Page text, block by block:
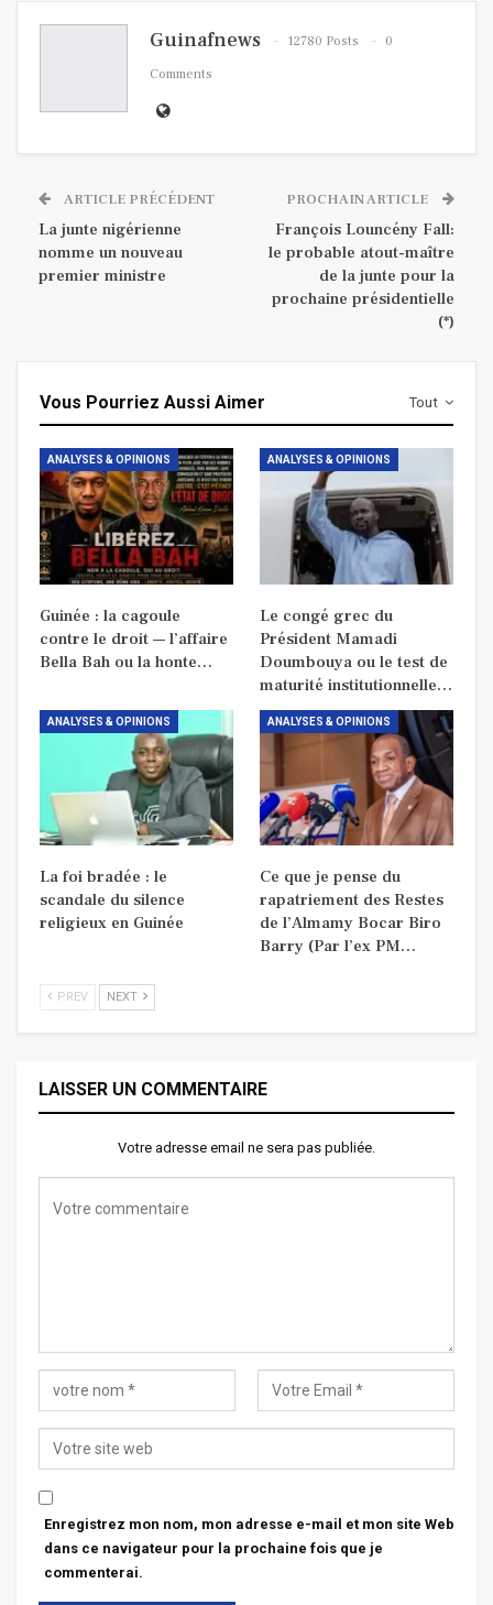
Guinafnews 12780 Posts
0
Comments
ARTICLE PRÉCÉDENT
La junte nigérienne
nomme un nouveau
premier ministre
PROCHAIN ARTICLE
François Louncény Fall:
le probable atout-maître
de la junte pour la
prochaine présidentielle
(*)
Tout
Vous Pourriez Aussi Aimer
ANALYSES & OPINIONS
Guinée : la cagoule
contre le droit — l’affaire
Bella Bah ou la honte…
ANALYSES & OPINIONS
Le congé grec du
Président Mamadi
Doumbouya ou le test de
maturité institutionnelle…
ANALYSES & OPINIONS
La foi bradée : le
scandale du silence
religieux en Guinée
ANALYSES & OPINIONS
Ce que je pense du
rapatriement des Restes
de l’Almamy Bocar Biro
Barry (Par l’ex PM…
PREV NEXT
LAISSER UN COMMENTAIRE
Votre adresse email ne sera pas publiée.
Enregistrez mon nom, mon adresse e-mail et mon site Web
dans ce navigateur pour la prochaine fois que je
commenterai.